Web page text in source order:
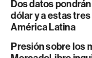
Dos datos
dólar y a estas
América Latina
Presión sobre los